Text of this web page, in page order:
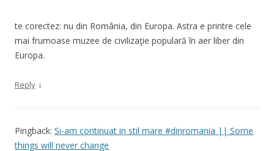
te corectez: nu din România, din Europa. Astra e printre cele
mai frumoase muzee de civilizaţie populară în aer liber din
Europa.
Reply ↓
Pingback: Si-am continuat in stil mare #dinromania || Some
things will never change